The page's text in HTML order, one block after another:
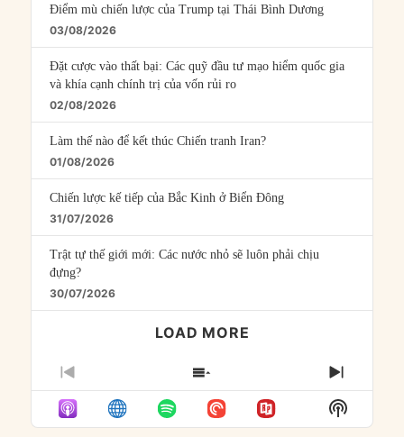
Điểm mù chiến lược của Trump tại Thái Bình Dương
03/08/2026
Đặt cược vào thất bại: Các quỹ đầu tư mạo hiểm quốc gia
và khía cạnh chính trị của vốn rủi ro
02/08/2026
Làm thế nào để kết thúc Chiến tranh Iran?
01/08/2026
Chiến lược kế tiếp của Bắc Kinh ở Biển Đông
31/07/2026
Trật tự thế giới mới: Các nước nhỏ sẽ luôn phải chịu
đựng?
30/07/2026
LOAD MORE
PREVIOUS
EPISODE
SHOW
EPISODES
LIST
NEXT
Show
Podcast